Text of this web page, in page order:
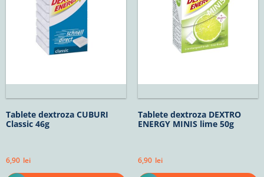
Tablete dextroza CUBURI
Classic 46g
6,90 lei
Tablete dextroza DEXTRO
ENERGY MINIS lime 50g
6,90 lei